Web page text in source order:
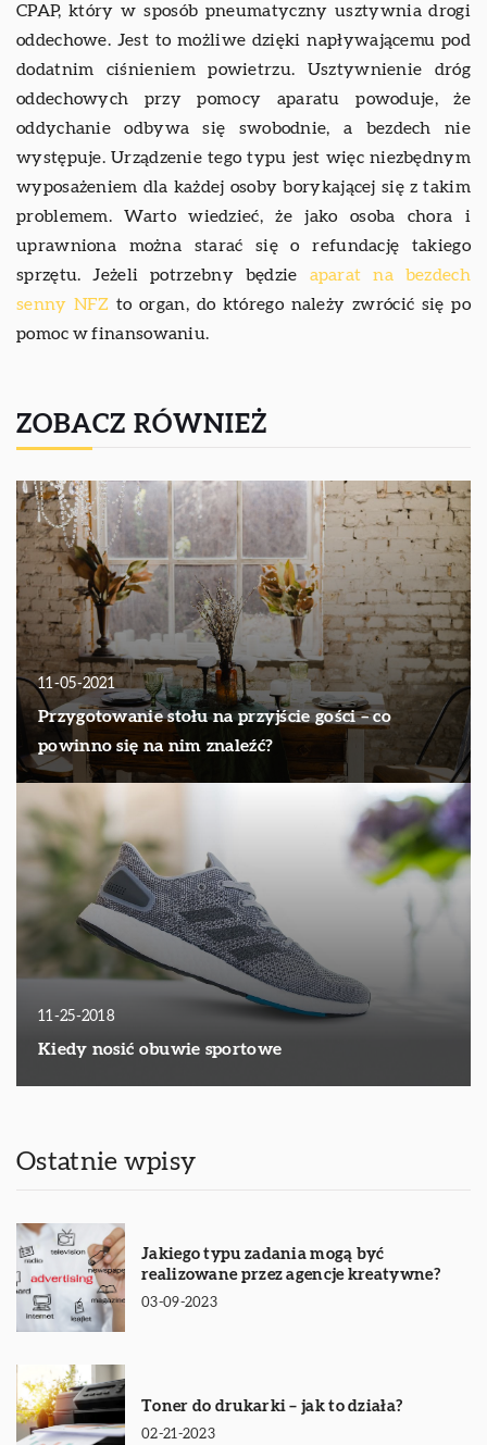
CPAP, który w sposób pneumatyczny usztywnia drogi
oddechowe. Jest to możliwe dzięki napływającemu pod
dodatnim ciśnieniem powietrzu. Usztywnienie dróg
oddechowych przy pomocy aparatu powoduje, że
oddychanie odbywa się swobodnie, a bezdech nie
występuje. Urządzenie tego typu jest więc niezbędnym
wyposażeniem dla każdej osoby borykającej się z takim
problemem. Warto wiedzieć, że jako osoba chora i
uprawniona można starać się o refundację takiego
sprzętu. Jeżeli potrzebny będzie aparat na bezdech
senny NFZ to organ, do którego należy zwrócić się po
pomoc w finansowaniu.
ZOBACZ RÓWNIEŻ
11-05-2021
Przygotowanie stołu na przyjście gości – co
powinno się na nim znaleźć?
11-25-2018
Kiedy nosić obuwie sportowe
Ostatnie wpisy
Jakiego typu zadania mogą być
realizowane przez agencje kreatywne?
03-09-2023
Toner do drukarki – jak to działa?
02-21-2023